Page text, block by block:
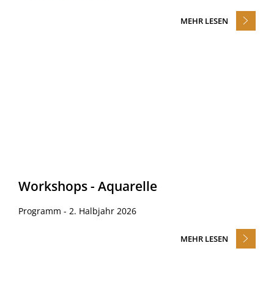
MEHR LESEN
Workshops - Aquarelle
Programm - 2. Halbjahr 2026
MEHR LESEN